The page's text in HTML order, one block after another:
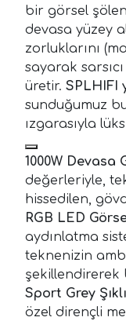
bir görsel
devasa yüzey
zorluklarını
sayarak
üretir. SPLHIFI
sunduğumuz
ızgarasıyla
1000W Devasa
değerleriyle,
hissedilen,
RGB LED
aydınlatma
teknenizin
şekillendirerek
Sport Grey
özel dirençli